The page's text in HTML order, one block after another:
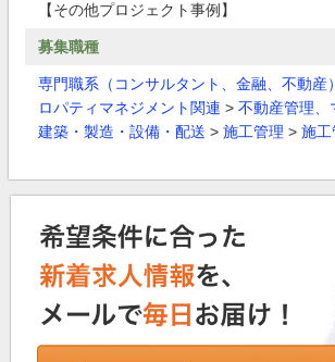
【その他プロジェクト事例】
募集職種
専門職系（コンサルタント、金融、不動産）
ロパティマネジメント関連 > 不動産管理、
建築・製造・設備・配送 > 施工管理 > 施工